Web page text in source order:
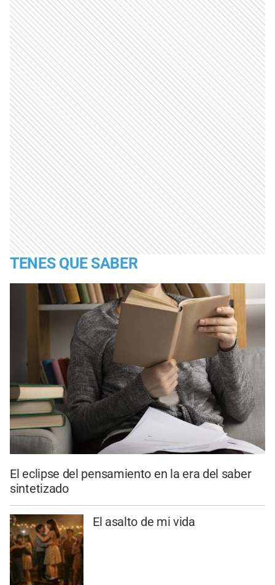
TENES QUE SABER
El eclipse del pensamiento en la era del saber
sintetizado
El asalto de mi vida